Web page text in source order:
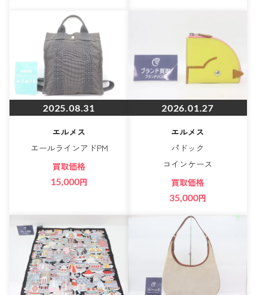
2025.08.31
エルメス
エールラインアドPM
買取価格
15,000円
2026.01.27
エルメス
パドック
コインケース
買取価格
35,000円